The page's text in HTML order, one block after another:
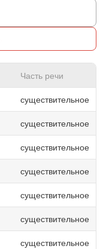
Часть речи
существительное
существительное
существительное
существительное
существительное
существительное
существительное